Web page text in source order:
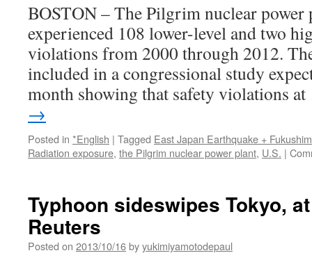
BOSTON – The Pilgrim nuclear
experienced 108 lower-level and two
violations from 2000 through 2012.
included in a congressional study
month showing that safety violations
→
Posted in *English | Tagged East Japan Earthquake +
Radiation exposure, the Pilgrim nuclear power plant, U.S. |
Typhoon sideswipes Tokyo,
Reuters
Posted on 2013/10/16byyukimiyamotodepaul